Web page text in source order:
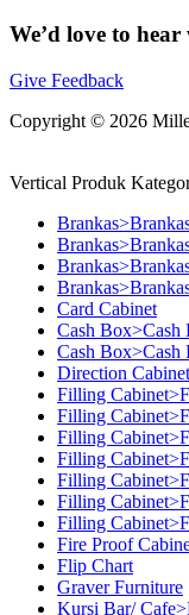
We’d love to
Give Feedback
Copyright © 2026
Vertical Produk
Card Cabinet
Cash Box>Cash
Cash Box>Cash
Direction Cabinet
Filling
Filling
Filling
Filling
Filling
Filling
Filling
Fire Proof
Flip Chart
Graver Furniture
Kursi Bar/